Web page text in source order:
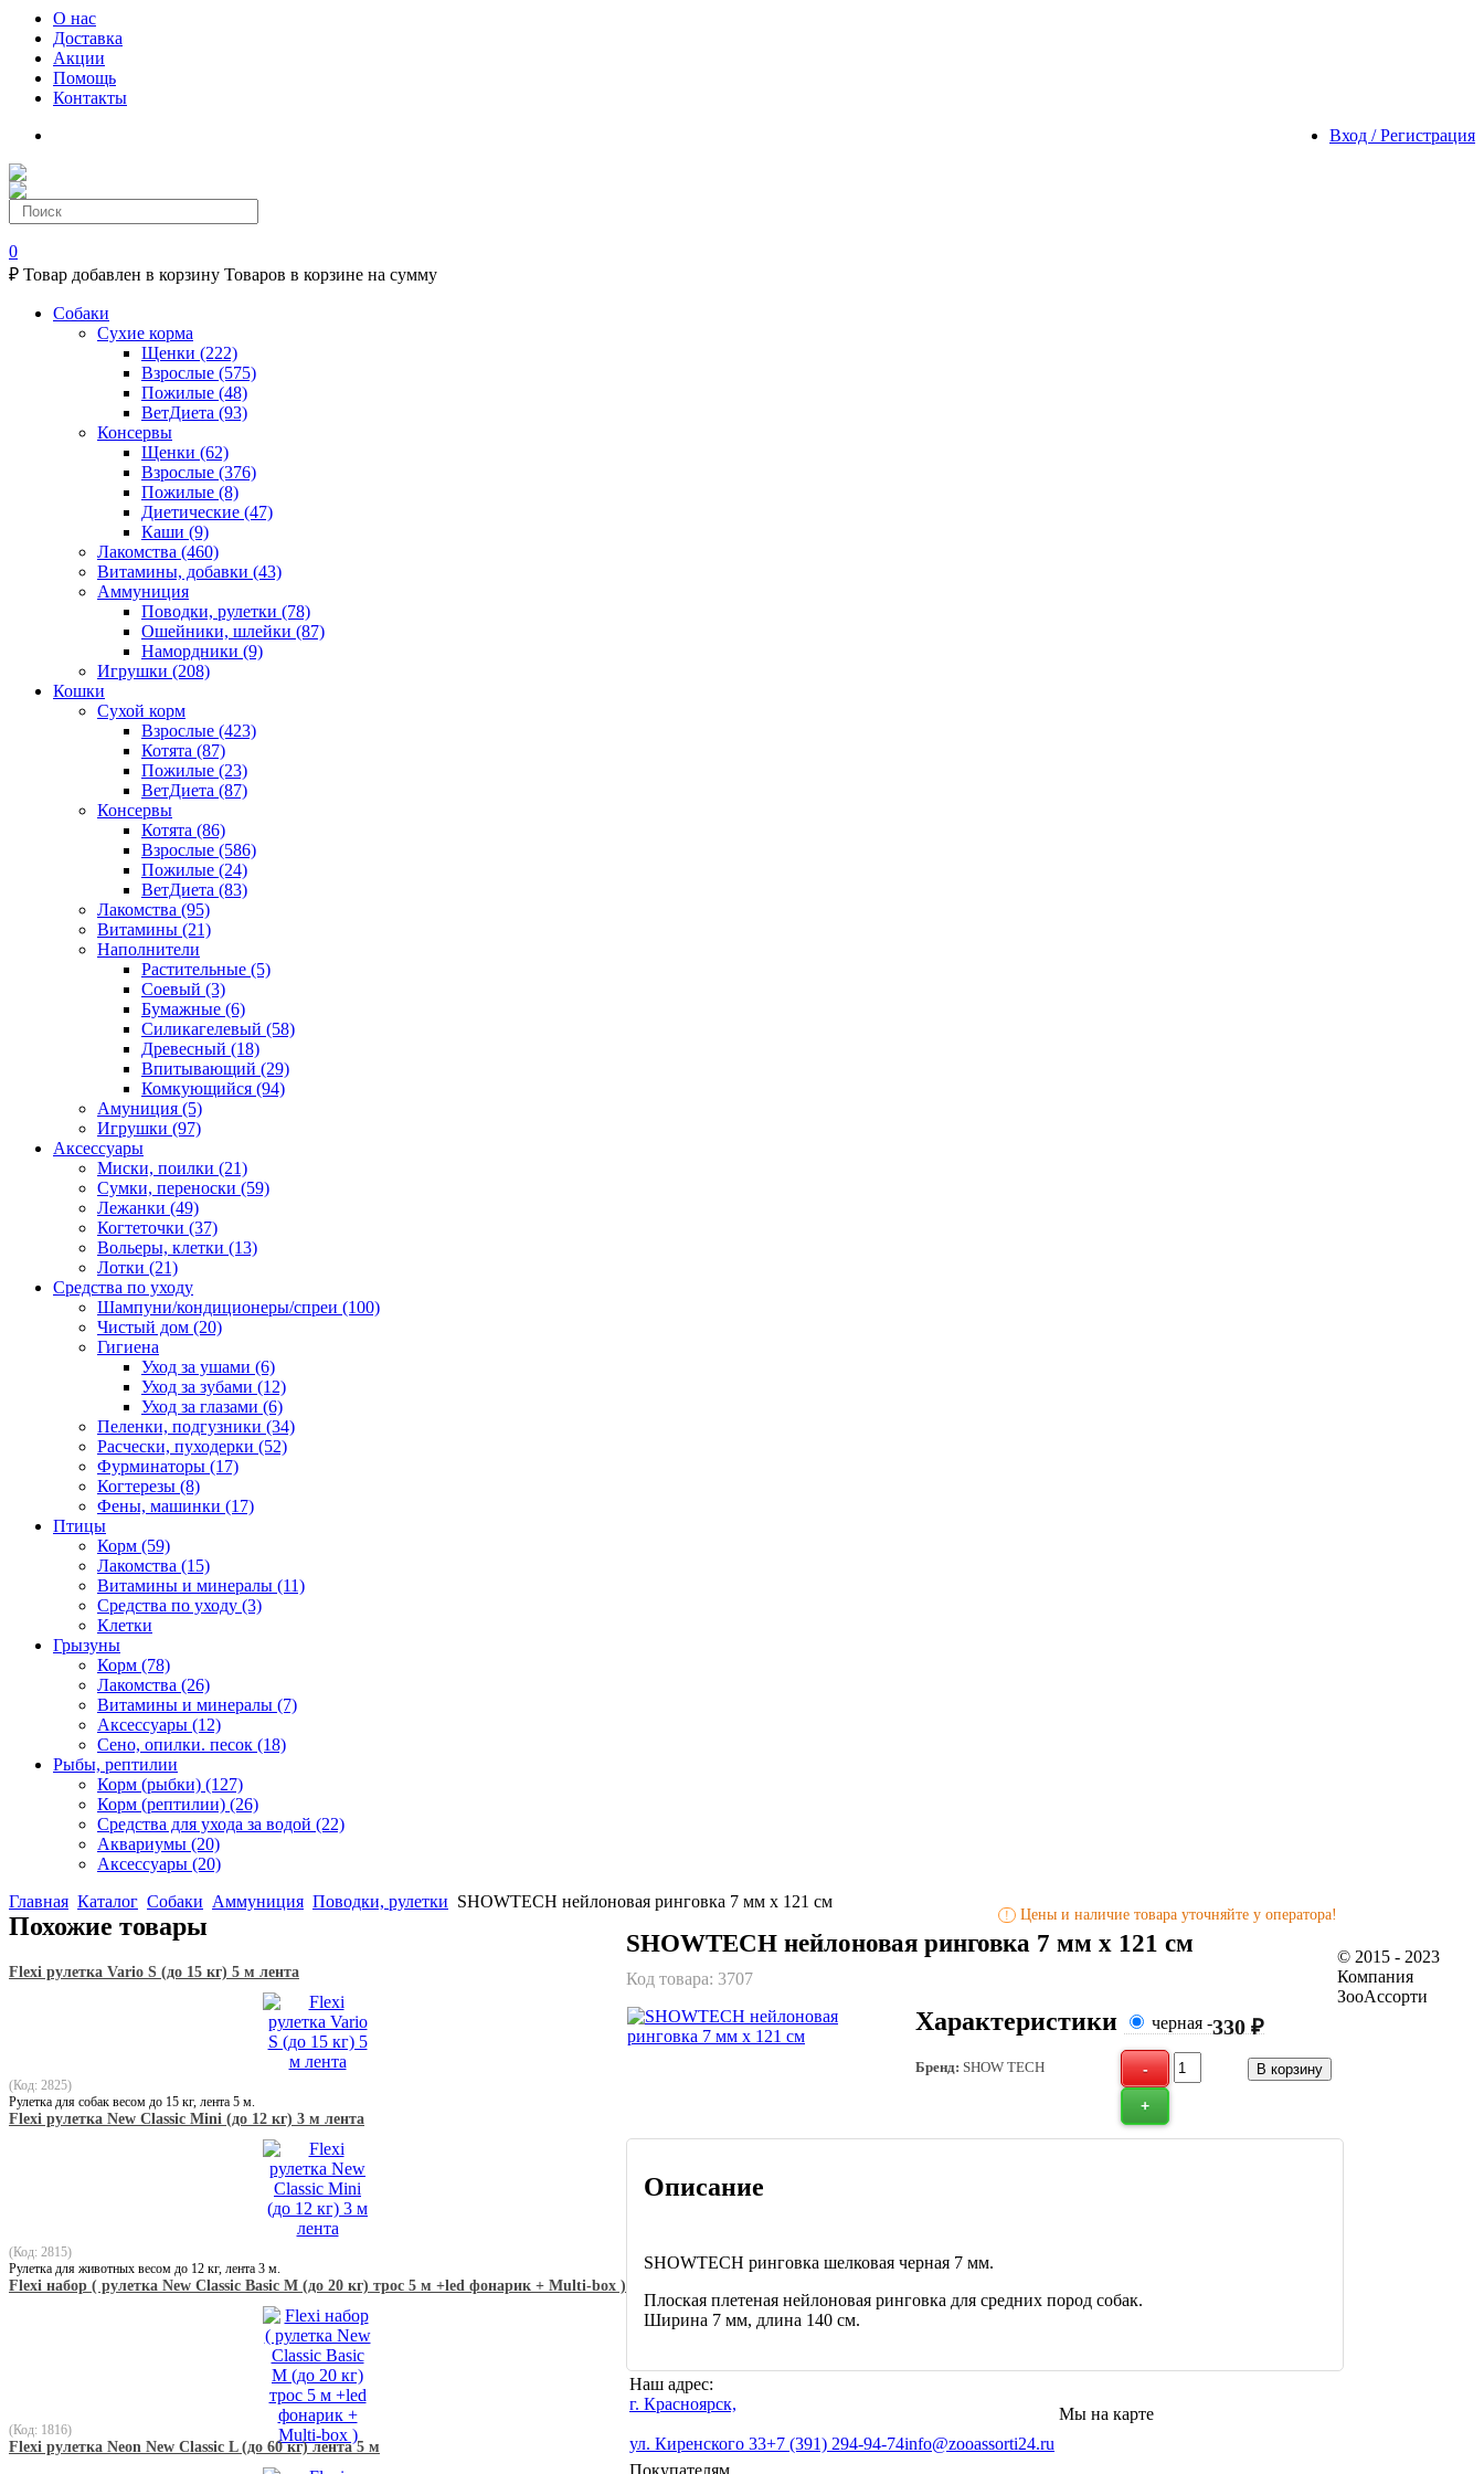
О нас
Доставка
Акции
Помощь
Контакты
Вход / Регистрация
0
₽ Товар добавлен в корзину Товаров в корзине на сумму
Собаки
Сухие корма
Щенки (222)
Взрослые (575)
Пожилые (48)
ВетДиета (93)
Консервы
Щенки (62)
Взрослые (376)
Пожилые (8)
Диетические (47)
Каши (9)
Лакомства (460)
Витамины, добавки (43)
Аммуниция
Поводки, рулетки (78)
Ошейники, шлейки (87)
Намордники (9)
Игрушки (208)
Кошки
Сухой корм
Взрослые (423)
Котята (87)
Пожилые (23)
ВетДиета (87)
Консервы
Котята (86)
Взрослые (586)
Пожилые (24)
ВетДиета (83)
Лакомства (95)
Витамины (21)
Наполнители
Растительные (5)
Соевый (3)
Бумажные (6)
Силикагелевый (58)
Древесный (18)
Впитывающий (29)
Комкующийся (94)
Амуниция (5)
Игрушки (97)
Аксессуары
Миски, поилки (21)
Сумки, переноски (59)
Лежанки (49)
Когтеточки (37)
Вольеры, клетки (13)
Лотки (21)
Средства по уходу
Шампуни/кондиционеры/спреи (100)
Чистый дом (20)
Гигиена
Уход за ушами (6)
Уход за зубами (12)
Уход за глазами (6)
Пеленки, подгузники (34)
Расчески, пуходерки (52)
Фурминаторы (17)
Когтерезы (8)
Фены, машинки (17)
Птицы
Корм (59)
Лакомства (15)
Витамины и минералы (11)
Средства по уходу (3)
Клетки
Грызуны
Корм (78)
Лакомства (26)
Витамины и минералы (7)
Аксессуары (12)
Сено, опилки. песок (18)
Рыбы, рептилии
Корм (рыбки) (127)
Корм (рептилии) (26)
Средства для ухода за водой (22)
Аквариумы (20)
Аксессуары (20)
Главная Каталог Собаки Аммуниция Поводки, рулетки SHOWTECH нейлоновая ринговка 7 мм х 121 см
Похожие товары
Flexi рулетка Vario S (до 15 кг) 5 м лента
(Код: 2825)
Рулетка для собак весом до 15 кг, лента 5 м.
Flexi рулетка New Classic Mini (до 12 кг) 3 м лента
(Код: 2815)
Рулетка для животных весом до 12 кг, лента 3 м.
Flexi набор ( рулетка New Classic Basic М (до 20 кг) трос 5 м +led фонарик + Multi-box )
(Код: 1816)
Flexi рулетка Neon New Classic L (до 60 кг) лента 5 м
! Цены и наличие товара уточняйте у оператора!
SHOWTECH нейлоновая ринговка 7 мм х 121 см
Код товара: 3707
Характеристики
Бренд: SHOW TECH
черная -330 ₽
Описание
SHOWTECH ринговка шелковая черная 7 мм.
Плоская плетеная нейлоновая ринговка для средних пород собак.
Ширина 7 мм, длина 140 см.
© 2015 - 2023
Компания
ЗооАссорти
Наш адрес:
г. Красноярск,
ул. Киренского 33+7 (391) 294-94-74info@zooassorti24.ru
Мы на карте